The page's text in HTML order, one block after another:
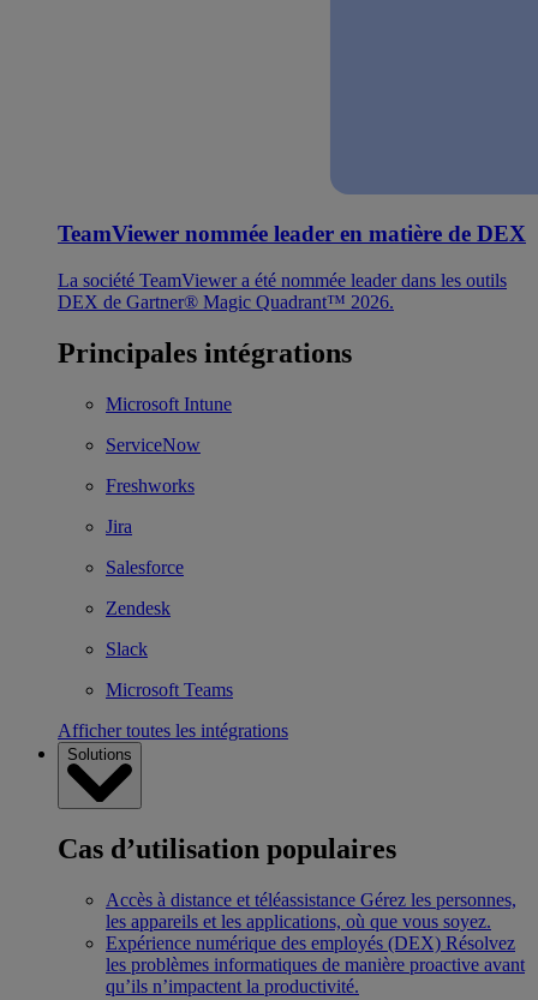
TeamViewer nommée leader en matière de DEX
La société TeamViewer a été nommée leader dans les outils
DEX de Gartner® Magic Quadrant™ 2026.
Principales intégrations
Microsoft Intune
ServiceNow
Freshworks
Jira
Salesforce
Zendesk
Slack
Microsoft Teams
Afficher toutes les intégrations
Solutions
Cas d’utilisation populaires
Accès à distance et téléassistance Gérez les personnes,
les appareils et les applications, où que vous soyez.
Expérience numérique des employés (DEX) Résolvez
les problèmes informatiques de manière proactive avant
qu’ils n’impactent la productivité.